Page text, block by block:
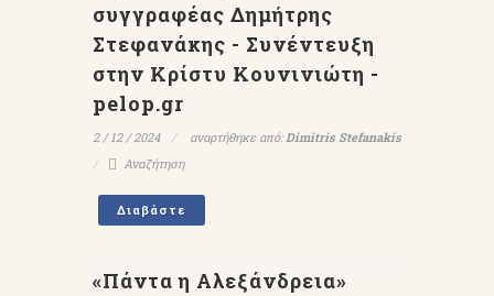
συγγραφέας Δημήτρης
Στεφανάκης - Συνέντευξη
στην Κρίστυ Κουνινιώτη -
pelop.gr
2 / 12 / 2024 αναρτήθηκε από:Dimitris Stefanakis
Αναζήτηση
Διαβάστε
«Πάντα η Αλεξάνδρεια»